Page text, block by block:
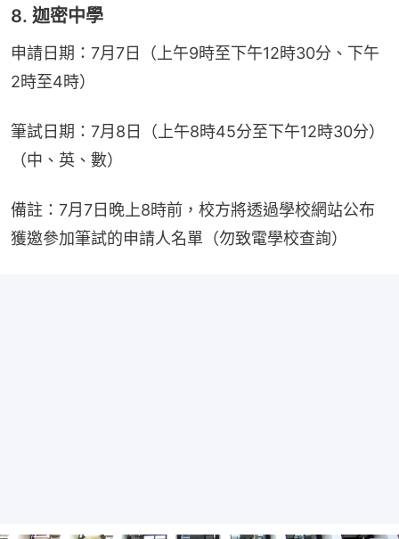
8. 迦密中學
申請日期：7月7日（上午9時至下午12時30分、下午
2時至4時）
筆試日期：7月8日（上午8時45分至下午12時30分）
（中、英、數）
備註：7月7日晚上8時前，校方將透過學校網站公布
獲邀參加筆試的申請人名單（勿致電學校查詢）